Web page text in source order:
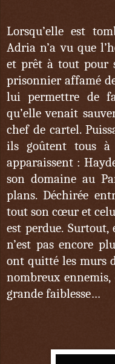
Lorsqu’elle est
Adria n’a vu que
et prêt à tout pour
prisonnier affamé
lui permettre de
qu’elle venait
chef de cartel.
ils goûtent tous à
apparaissent :
son domaine au
plans. Déchirée
tout son cœur et
est perdue.
n’est pas encore
ont quitté les murs
nombreux
grande faiblesse…